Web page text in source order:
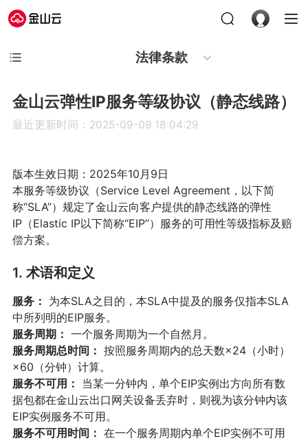
法律条款
金山云弹性IP服务等级协议（静态线路）
最近更新时间：2025-09-09 18:04:29
版本生效日期：2025年10月9日
本服务等级协议（Service Level Agreement，以下简
称“SLA”）规定了金山云向客户提供的静态线路的弹性
IP（Elastic IP以下简称“EIP”）服务的可用性等级指标及赔
偿方案。
1. 术语和定义
服务： 为本SLA之目的，本SLA中提及的服务仅指本SLA
中所列明的EIP服务。
服务周期： 一个服务周期为一个自然月。
服务周期总时间： 按照服务周期内的总天数×24（小时）
×60（分钟）计算。
服务不可用： 当某一分钟内，单个EIP实例出方向所有数
据包都在金山云出口网关设备丢弃时，则视为该分钟内该
EIP实例服务不可用。
服务不可用时间： 在一个服务周期内单个EIP实例不可用